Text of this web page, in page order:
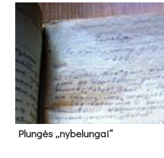
Plun­gės „ny­be­lun­gai“